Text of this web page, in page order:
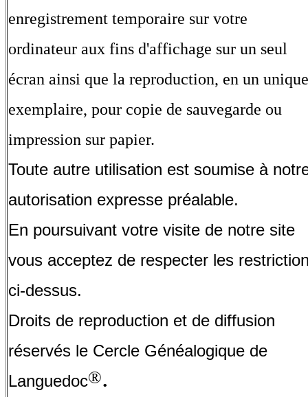
enregistrement temporaire sur votre
ordinateur aux fins d'affichage sur un seul
écran ainsi que la reproduction, en un unique
exemplaire, pour copie de sauvegarde ou
impression sur papier.
Toute autre utilisation est soumise à
autorisation expresse préalable.
En poursuivant votre visite de notre site
vous acceptez de respecter les
ci-dessus.
Droits de reproduction et de diffusion
réservés le Cercle Généalogique de
Languedoc®.